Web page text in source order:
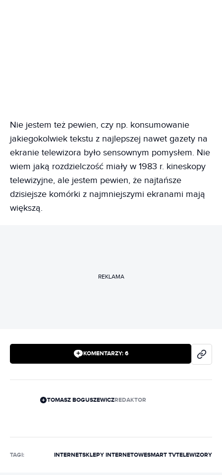
Nie jestem też pewien, czy np. konsumowanie
jakiegokolwiek tekstu z najlepszej nawet gazety na
ekranie telewizora było sensownym pomysłem. Nie
wiem jaką rozdzielczość miały w 1983 r. kineskopy
telewizyjne, ale jestem pewien, że najtańsze
dzisiejsze komórki z najmniejszymi ekranami mają
większą.
REKLAMA
KOMENTARZY: 6
TOMASZ BOGUSZEWICZREDAKTOR
TAGI: INTERNETSKLEPY INTERNETOWESMART TVTELEWIZORY